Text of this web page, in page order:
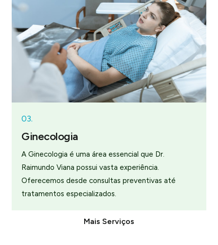
03.
Ginecologia
A Ginecologia é uma área essencial que Dr.
Raimundo Viana possui vasta experiência.
Oferecemos desde consultas preventivas até
tratamentos especializados.
Mais Serviços